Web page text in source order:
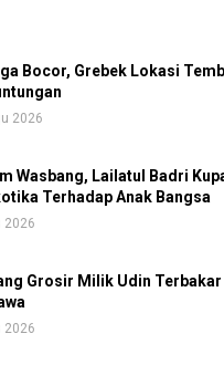
Bocor, Grebek Lokasi
2026
Wasbang, Lailatul Badri
Terhadap Anak Bangsa
2026
Grosir Milik Udin
2026